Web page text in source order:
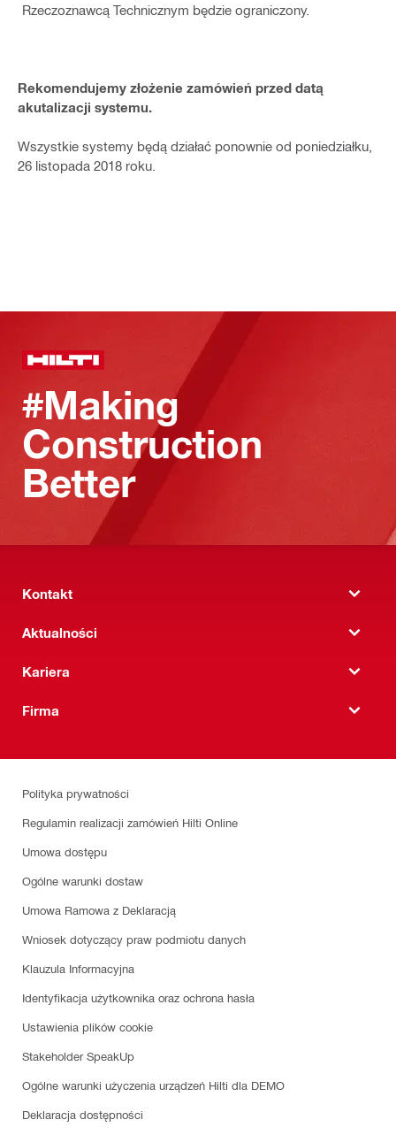
Rzeczoznawcą Technicznym będzie ograniczony.
Rekomendujemy złożenie zamówień przed datą
akutalizacji systemu.
Wszystkie systemy będą działać ponownie od poniedziałku,
26 listopada 2018 roku.
#Making
Construction
Better
Kontakt
Aktualności
Kariera
Firma
Polityka prywatności
Regulamin realizacji zamówień Hilti Online
Umowa dostępu
Ogólne warunki dostaw
Umowa Ramowa z Deklaracją
Wniosek dotyczący praw podmiotu danych
Klauzula Informacyjna
Identyfikacja użytkownika oraz ochrona hasła
Ustawienia plików cookie
Stakeholder SpeakUp
Ogólne warunki użyczenia urządzeń Hilti dla DEMO
Deklaracja dostępności